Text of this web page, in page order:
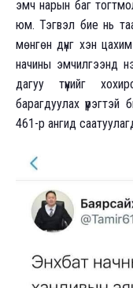
эмч нарын баг
юм. Тэгвэл бие нь
мөнгөн дүнг хэн
начины эмчилгээнд
дагуу түүнийг
барагдуулах
461-р ангид